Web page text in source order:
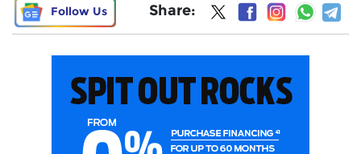
Follow Us Share: